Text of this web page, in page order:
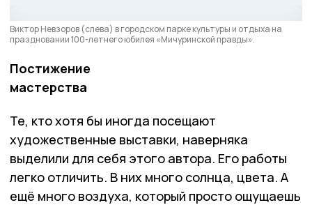
Виктор Невзоров (слева) в городском парке культуры и отдыха на
праздновании 100-летнего юбилея «Мичуринской правды».
Постижение
мастерства
Те, кто хотя бы иногда посещают
художественные выставки, наверняка
выделили для себя этого автора. Его работы
легко отличить. В них много солнца, цвета. А
ещё много воздуха, который просто ощущаешь